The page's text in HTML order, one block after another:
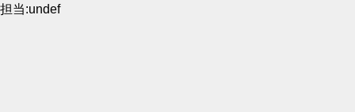
担当:undef